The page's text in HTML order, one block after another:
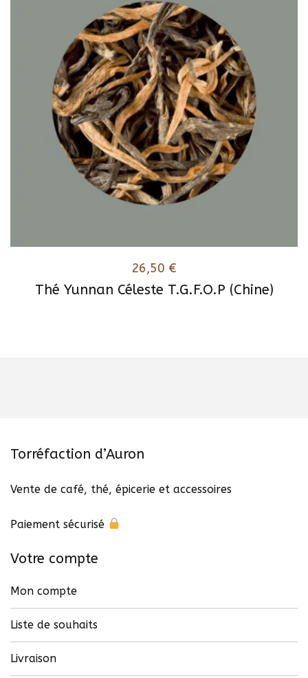
Thé Yunnan Céleste T.G.F.O.P (Chine)
26,50 €
Torréfaction d’Auron
Vente de café, thé, épicerie et accessoires
Paiement sécurisé
Votre compte
Mon compte
Liste de souhaits
Livraison